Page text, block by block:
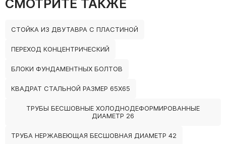
СМОТРИТЕ ТАКЖЕ
СТОЙКА ИЗ ДВУТАВРА С ПЛАСТИНОЙ
ПЕРЕХОД КОНЦЕНТРИЧЕСКИЙ
БЛОКИ ФУНДАМЕНТНЫХ БОЛТОВ
КВАДРАТ СТАЛЬНОЙ РАЗМЕР 65Х65
ТРУБЫ БЕСШОВНЫЕ ХОЛОДНОДЕФОРМИРОВАННЫЕ
ДИАМЕТР 26
ТРУБА НЕРЖАВЕЮЩАЯ БЕСШОВНАЯ ДИАМЕТР 42